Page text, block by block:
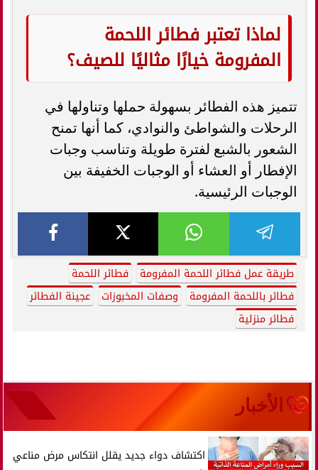
لماذا تعتبر فطائر اللحمة
المفرومة خيارًا مثاليًا للصيف؟
تتميز هذه الفطائر بسهولة حملها وتناولها في
الرحلات والشواطئ والنوادي، كما أنها تمنح
الشعور بالشبع لفترة طويلة وتناسب وجبات
الإفطار أو العشاء أو الوجبات الخفيفة بين
الوجبات الرئيسية.
طريقة عمل فطائر اللحمة المفرومة
فطائر اللحمة
فطائر باللحمة المفرومة
وصفات المخبوزات
عجينة الفطائر
فطائر منزلية
الأخبار
اكتشاف دواء جديد يقلل انتكاس مرض مناعي